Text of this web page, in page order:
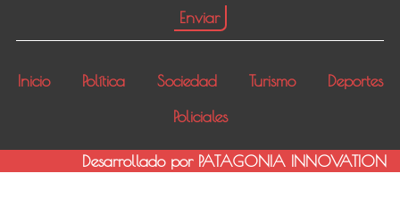
Inicio Política Sociedad Turismo
Deportes
Policiales
Desarrollado por PATAGONIA INNOVATION